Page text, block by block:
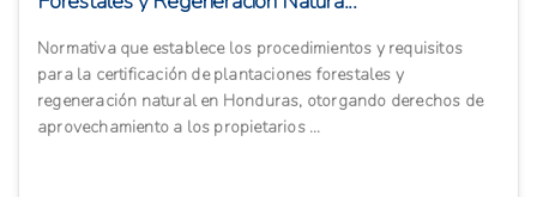
Normativa que establece los procedimientos y requisitos
para la certificación de plantaciones forestales y
regeneración natural en Honduras, otorgando derechos de
aprovechamiento a los propietarios ...